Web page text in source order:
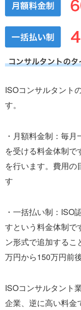
ISOコンサルタント
す。
・月額料金制：毎
を受ける料金体制で
を行います。費用
す
・一括払い制：ISO
すという料金体制で
ン形式で追加する
万円から150万円前後
ISOコンサルタント
企業、逆に高い料金